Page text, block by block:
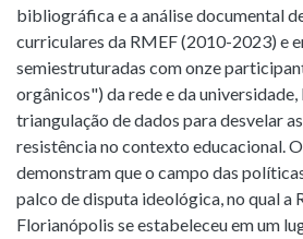
bibliográfica e a análise documental
curriculares da RMEF (2010-2023) e
semiestruturadas com onze
orgânicos") da rede e da universidade,
triangulação de dados para desvelar
resistência no contexto educacional.
demonstram que o campo das
palco de disputa ideológica, no qual a
Florianópolis se estabeleceu em um